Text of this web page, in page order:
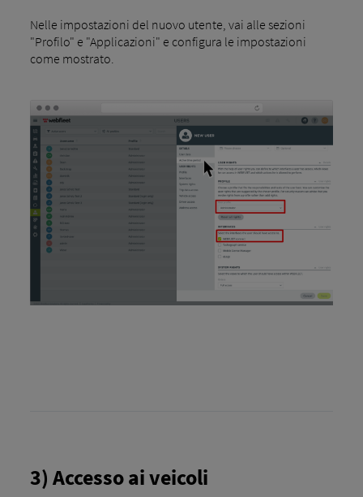
Nelle impostazioni del nuovo utente, vai alle sezioni
"Profilo" e "Applicazioni" e configura le impostazioni
come mostrato.
3) Accesso ai veicoli